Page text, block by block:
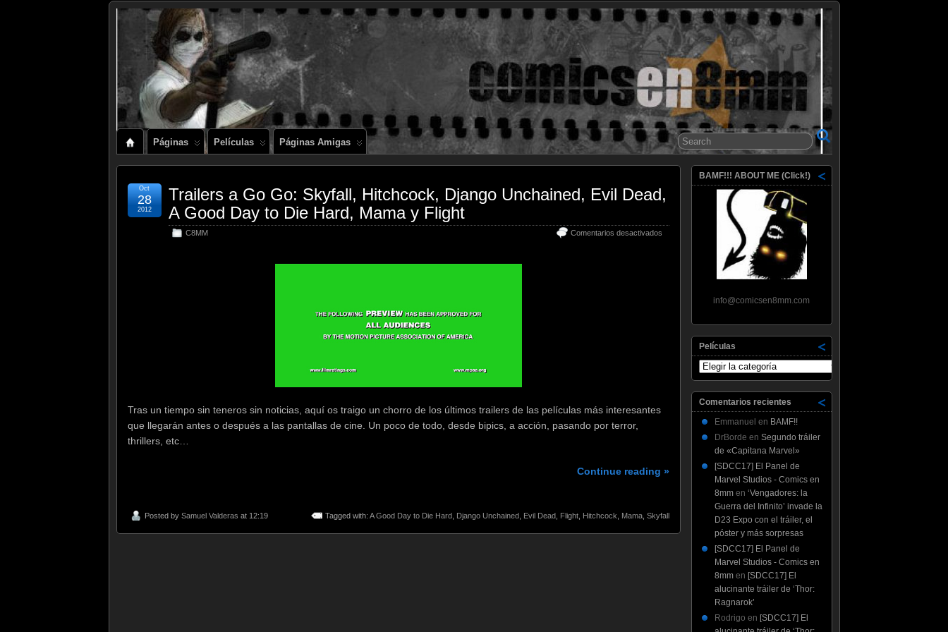
Comics en 8mm
Páginas Películas Páginas Amigas
Trailers a Go Go: Skyfall, Hitchcock, Django Unchained, Evil Dead,
A Good Day to Die Hard, Mama y Flight
C8MM Comentarios desactivadosen
Unchained,
Oct
28
2012
Tras un tiempo sin teneros sin noticias, aquí os traigo un chorro de los últimos trailers de las películas más interesantes
que llegarán antes o después a las pantallas de cine. Un poco de todo, desde bipics, a acción, pasando por terror,
thrillers, etc…
Continue reading »
Posted by Samuel Valderas at 12:19 Tagged with: A Good Day to Die Hard, Django Unchained, Evil Dead, Flight, Hitchcock, Mama, Skyfall
BAMF!!! ABOUT ME (Click!)
info@comicsen8mm.com
Películas
Películas
Comentarios recientes
Emmanuel en BAMF!!
DrBorde en Segundo tráiler
de «Capitana Marvel»
[SDCC17] El Panel de
Marvel Studios - Comics en
8mmen ‘Vengadores: la
Guerra del Infinito’ invade la
D23 Expo con el tráiler, el
póster y más sorpresas
[SDCC17] El Panel de
Marvel Studios - Comics en
8mmen [SDCC17] El
alucinante tráiler de ‘Thor:
Ragnarok’
Rodrigo en [SDCC17] El